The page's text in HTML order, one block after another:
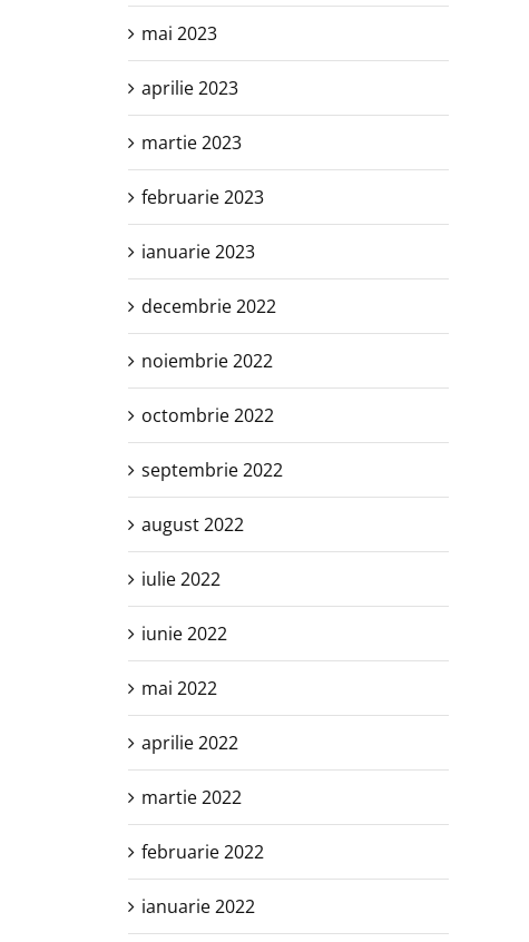
mai 2023
aprilie 2023
martie 2023
februarie 2023
ianuarie 2023
decembrie 2022
noiembrie 2022
octombrie 2022
septembrie 2022
august 2022
iulie 2022
iunie 2022
mai 2022
aprilie 2022
martie 2022
februarie 2022
ianuarie 2022